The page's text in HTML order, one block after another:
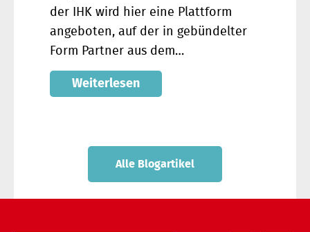
der IHK wird hier eine Plattform
angeboten, auf der in gebündelter
Form Partner aus dem…
Weiterlesen
Alle Blogartikel